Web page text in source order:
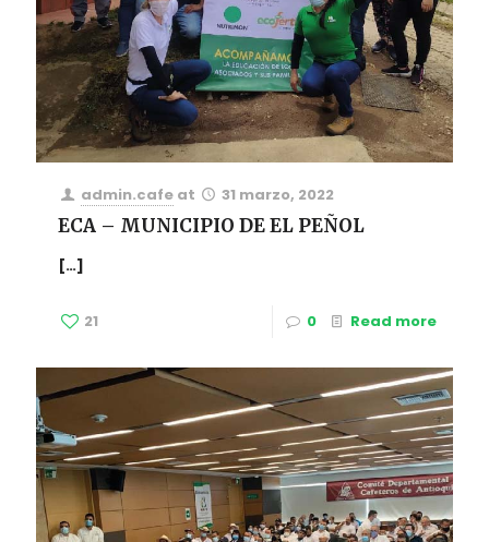
admin.cafe at 31 marzo, 2022
ECA – MUNICIPIO DE EL PEÑOL
[…]
21 0 Read more